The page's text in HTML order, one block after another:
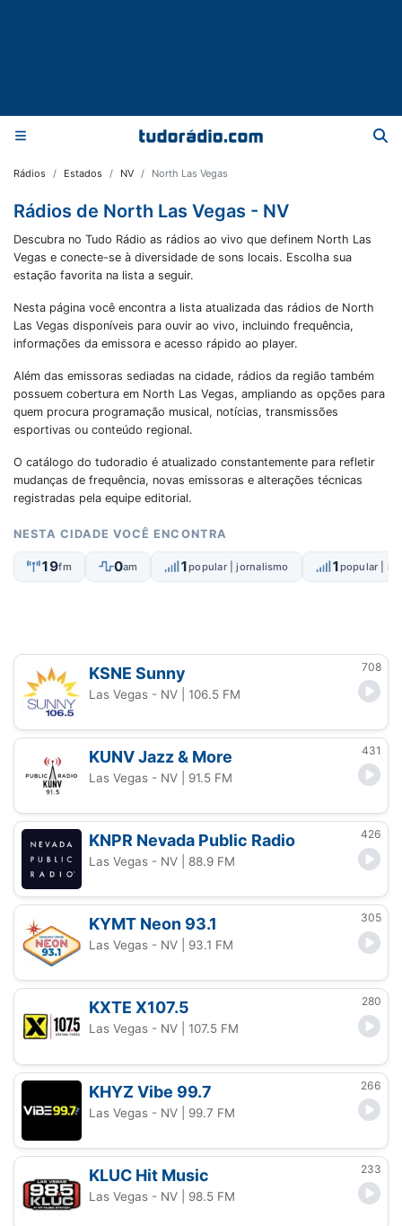
Rádios Estados NV North Las Vegas
Rádios de North Las Vegas - NV
Descubra no Tudo Rádio as rádios ao vivo que definem North Las
Vegas e conecte-se à diversidade de sons locais. Escolha sua
estação favorita na lista a seguir.
Nesta página você encontra a lista atualizada das rádios de North
Las Vegas disponíveis para ouvir ao vivo, incluindo frequência,
informações da emissora e acesso rápido ao player.
Além das emissoras sediadas na cidade, rádios da região também
possuem cobertura em North Las Vegas, ampliando as opções para
quem procura programação musical, notícias, transmissões
esportivas ou conteúdo regional.
O catálogo do tudoradio é atualizado constantemente para refletir
mudanças de frequência, novas emissoras e alterações técnicas
registradas pela equipe editorial.
NESTA CIDADE VOCÊ ENCONTRA
19fm 0am 1popular | jornalismo 1popular |
KSNE Sunny 708
Las Vegas - NV | 106.5 FM
KUNV Jazz & More 431
Las Vegas - NV | 91.5 FM
KNPR Nevada Public Radio 426
Las Vegas - NV | 88.9 FM
KYMT Neon 93.1 305
Las Vegas - NV | 93.1 FM
KXTE X107.5 280
Las Vegas - NV | 107.5 FM
KHYZ Vibe 99.7 266
Las Vegas - NV | 99.7 FM
KLUC Hit Music 233
Las Vegas - NV | 98.5 FM